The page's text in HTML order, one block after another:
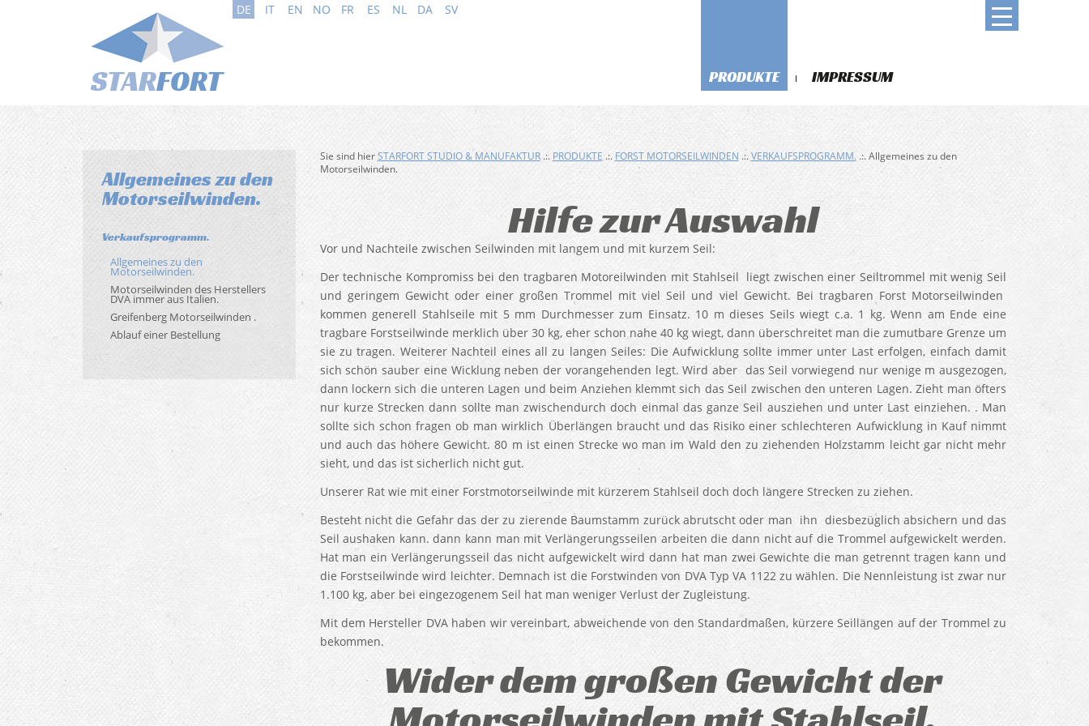
DE IT EN NO FR ES NL DA SV
PRODUKTE IMPRESSUM
Allgemeines zu den
Motorseilwinden.
Verkaufsprogramm.
Allgemeines zu den
Motorseilwinden.
Motorseilwinden des Herstellers
DVA immer aus Italien.
Greifenberg Motorseilwinden .
Ablauf einer Bestellung
Sie sind hierSTARFORT STUDIO & MANUFAKTUR.:. PRODUKTE .:. FORST MOTORSEILWINDEN .:.VERKAUFSPROGRAMM..:. Allgemeines zu den
Motorseilwinden.
Hilfe zur Auswahl
Vor und Nachteile zwischen Seilwinden mit langem und mit kurzem Seil:
Der technische Kompromiss bei den tragbaren Motoreilwinden mit Stahlseil liegt zwischen einer Seiltrommel mit wenig Seil
und geringem Gewicht oder einer großen Trommel mit viel Seil und viel Gewicht. Bei tragbaren Forst Motorseilwinden
kommen generell Stahlseile mit 5 mm Durchmesser zum Einsatz. 10 m dieses Seils wiegt c.a. 1 kg. Wenn am Ende eine
tragbare Forstseilwinde merklich über 30 kg, eher schon nahe 40 kg wiegt, dann überschreitet man die zumutbare Grenze um
sie zu tragen. Weiterer Nachteil eines all zu langen Seiles: Die Aufwicklung sollte immer unter Last erfolgen, einfach damit
sich schön sauber eine Wicklung neben der vorangehenden legt. Wird aber das Seil vorwiegend nur wenige m ausgezogen,
dann lockern sich die unteren Lagen und beim Anziehen klemmt sich das Seil zwischen den unteren Lagen. Zieht man öfters
nur kurze Strecken dann sollte man zwischendurch doch einmal das ganze Seil ausziehen und unter Last einziehen. . Man
sollte sich schon fragen ob man wirklich Überlängen braucht und das Risiko einer schlechteren Aufwicklung in Kauf nimmt
und auch das höhere Gewicht. 80 m ist einen Strecke wo man im Wald den zu ziehenden Holzstamm leicht gar nicht mehr
sieht, und das ist sicherlich nicht gut.
Unserer Rat wie mit einer Forstmotorseilwinde mit kürzerem Stahlseil doch doch längere Strecken zu ziehen.
Besteht nicht die Gefahr das der zu zierende Baumstamm zurück abrutscht oder man ihn diesbezüglich absichern und das
Seil aushaken kann. dann kann man mit Verlängerungsseilen arbeiten die dann nicht auf die Trommel aufgewickelt werden.
Hat man ein Verlängerungsseil das nicht aufgewickelt wird dann hat man zwei Gewichte die man getrennt tragen kann und
die Forstseilwinde wird leichter. Demnach ist die Forstwinden von DVA Typ VA 1122 zu wählen. Die Nennleistung ist zwar nur
1.100 kg, aber bei eingezogenem Seil hat man weniger Verlust der Zugleistung.
Mit dem Hersteller DVA haben wir vereinbart, abweichende von den Standardmaßen, kürzere Seillängen auf der Trommel zu
bekommen.
Wider dem großen Gewicht der